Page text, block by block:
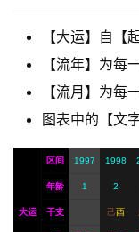
服
务
【大运】自【
【流年】为每
【流月】为每
图表中的【文
大运
区间 1997 1998
年龄 1 2
干支 己酉